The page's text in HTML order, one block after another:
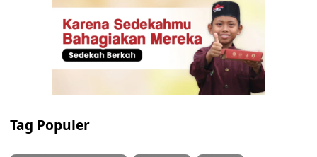
Tag Populer